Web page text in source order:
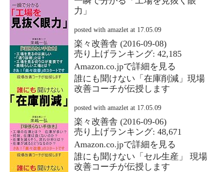
力」
posted with amazlet at 17.05.09
楽々改善舎 (2016-09-08)
売り上げランキング: 42,185
Amazon.co.jpで詳細を見る
誰にも聞けない「在庫削減」現場
改善コーチが伝授します
posted with amazlet at 17.05.09
楽々改善舎 (2016-09-06)
売り上げランキング: 48,671
Amazon.co.jpで詳細を見る
誰にも聞けない「セル生産」 現場
改善コーチが伝授します